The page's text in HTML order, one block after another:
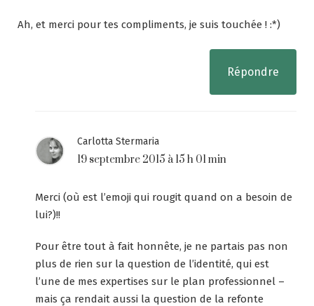
Ah, et merci pour tes compliments, je suis touchée ! :*)
Répondre
Carlotta Stermaria
19 septembre 2015 à 15 h 01 min
Merci (où est l’emoji qui rougit quand on a besoin de
lui?)!!
Pour être tout à fait honnête, je ne partais pas non
plus de rien sur la question de l’identité, qui est
l’une de mes expertises sur le plan professionnel –
mais ça rendait aussi la question de la refonte